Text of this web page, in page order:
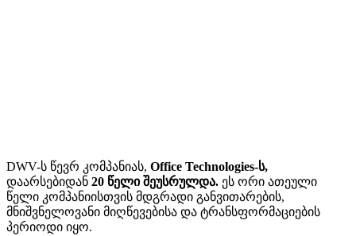
DWV-ს წევრ კომპანიას, Office Technologies-ს,
დაარსებიდან 20 წელი შეუსრულდა. ეს ორი ათეული
წელი კომპანიისთვის მდგრადი განვითარების,
მნიშვნელოვანი მიღწევებისა და ტრანსფორმაციების
პერიოდი იყო.